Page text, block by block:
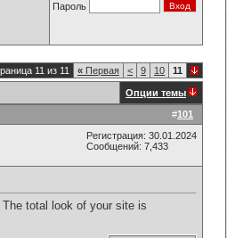
Пароль
11 из 11 « Первая < 9 10 11
Опции темы
#101
Регистрация: 30.01.2024
Сообщений: 7,433
total look of your site is